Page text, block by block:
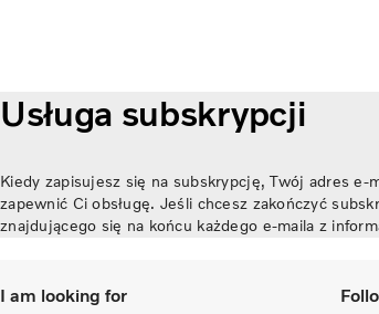
(27,4)” – mówi Martin Lundstedt, prezes i
dyrektor generalny.
Usługa subskrypcji
Kiedy zapisujesz się na subskrypcję, Twój adres
zapewnić Ci obsługę. Jeśli chcesz zakończyć
znajdującego się na końcu każdego e-maila z
I am looking for